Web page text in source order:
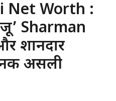
Net Worth :
Sharman
शानदार
असली